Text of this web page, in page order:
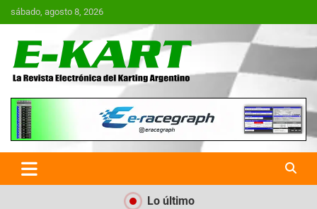
Saltar
al
sábado, agosto 8, 2026
E-Kart.com.ar | La Revista
Electrónica del Karting en
Argentina
Lo último